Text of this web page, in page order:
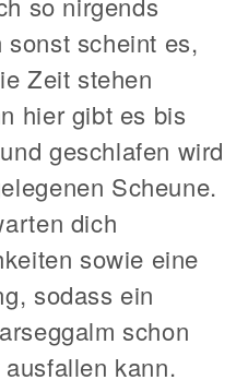
scheint es,
Zeit stehen
hier gibt es bis
geschlafen wird
Scheune.
dich
sowie eine
sodass ein
schon
kann.